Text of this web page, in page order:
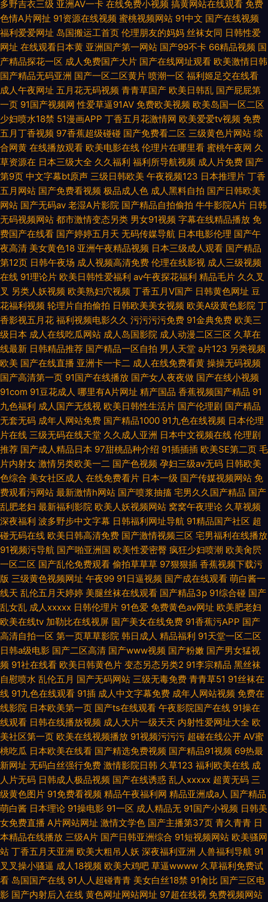
多野吉衣三级 亚洲AV一卡 在线免费小视频 搞黄网站在线观看 免费
色情A片网扯 91资源在线视频 蜜桃视频网站 91中文 国产在线视频
福利爱爱网址 岛国搬运工首页 伦理朋友的妈妈 丝袜女同 日韩性爱
网址 在线观看日本黄 亚洲国产第一网站 国产99不卡 66精品视频 国
产精品探花一区 成人免费国产大片 国产在线网址观看 欧美激情日韩
国产精品无码亚洲 国产一区二区黄片 喷潮一区 福利姬足交在线看
成人午夜网址 五月花无码视频 青青草国产 欧美日韩乱 国产屁屁第
一页 91国产视频网 性爱草逼91AV 免费欧美视频 欧美岛国一区二区
少妇喷水18禁 51漫画APP 丁香五月花激情网 欧美爱爱tv视频 免费
五月丁香视频 97香蕉超级碰碰 国产免费看二区 三级黄色片网站 综
合网黄 在线播放观看 欧美电影在线 伦理片在哪里看 蜜桃午夜网 久
草资源在 日本三级大全 久久福利 福利所导航视频 成人片免费 国产
第9页 中文字幕bt原声 三级日韩欧美 午夜视频123 日本推理片 丁香
五月网站 国产免费看视频 极品成人色 成人黑料自拍 国产日韩欧美
网站 国产无码av 老湿A片影院 国产精品自拍偷拍 牛牛影院A片 日韩
无码视频网站 都市激情变态另类 男女91视频 字幕在线精品播放 免
费国产在线看 国产婷婷五月天 无码传媒导航 日本电影伦理 国产午
夜高清 美女黄色18 亚洲午夜精品视频 日本三级成人观看 国产精品
第12页 日韩午夜场 成人视频高清免费 伦理在线影视 成人三级视频
在线 91理论片 欧美日韩性爱福利 av午夜探花福利 精品毛片 久久叉
叉 另类人妖视频 欧美熟妇穴视频 丁香五月V国产 日韩黄色网址 豆
花福利视频 轮理片自拍偷拍 日韩欧美美女视频 欧美A级黄色影院 丁
香影视五月花 福利视频电影久久 污污污污免费 91金典免费 欧美三
级日本 成人在线吃瓜网站 成人岛国影院 成人动漫二区三区 久草在
线最新 日韩精品推荐 国产精品一区自拍 男人天堂 a片123 另类视频
欧美 国产在线直播 亚洲卡一卡二 成人在线免费看黄 操操无码视频
国产高清第一页 91国产在线播放 国产女人夜夜做 国产在线小视频
91com 91豆花成人 哪里有A片网址 精产国品 香蕉视频国产精品 91
九色福利 成人国产无线视 欧美日韩性生活片 国产伦理剧 国产精品
无套无码 成年人网站免费 国产精品1000 91九色在线视频 日本伦理
片在线 三级无码在线天堂 久久成人亚洲 日本中文视频在线 伦理剧
推荐 国产成人精品日本 97甜桃品种介绍 91插插插 欧美SE第二页 毛
片内射女 激情另类欧美一二 国产色视频 孕妇三级av无码 日韩欧美
色综合 美女社区成人 在线免费看片 日本一级 国产传媒视频网站 免
费观看污网站 最新激情h网站 国产喷浆抽搐 宅男久久国产精品 国产
乱肥老妇 最新福利影院 欧美人妖视频网站 窝窝午夜理论 久草视频
深夜福利 波多野步中文字幕 日韩福利网址导航 91精品国产社区 超
碰无码在线 欧美日韩高清免费 国产激情视频三区 宅男福利在线播放
91视频污导航 国产啪亚洲国 欧美性爱密臀 疯狂少妇喷潮 欧美肏屄
一区二区 国产乱伦免费观看 偷拍草草草 97狠狠插 香蕉视频下载污
版 三级黄色视频网址 午夜99 91日逼视频 国产成在线观看 萌白酱一
线天 乱伦五月天婷婷 美腿丝袜在线观看 国产精品3p 91综合碰 国产
乱女乱 成人xxxxx 日韩伦理片 91色爱 免费黄色av网址 欧美肥老妇
欧美在线tv 加勒比在线视屏 国产美女在线免费 91香蕉污APP 国产
高清自拍一区 第一页草草影院 韩日成人 精品福利 91天堂一区二区
日韩a级电影 国产二区高清 国产www视频 国产粉嫩 国产男女猛视
频 91社在线看 欧美日韩黄色片 变态另态另类2 91李宗精品 黑丝袜
自慰喷水 乱伦五月 国产无码网站 三级无毒免费 青青草51 91丝袜在
线 91九色在线观看 91插 成人中文字幕免费 成年人网站视频 免费在
线影院 日本欧美第一页 国产ts在线观看 午夜影院国产在线 91操在
线观看 日韩在线播放视频 成人大片一级天天 内射性爱网址大全 欧
美社区第一页 欧美在线视频播放 91视频污污污 超碰在线公开 AV蜜
桃吃瓜 日本欧美在线看 国产精选免费视频 国产精品91视频 69热最
新网址 无码白丝强行免费 激情影院日韩 久草123 福利欧美在线 成
人片无码 日韩成人极品视频 国产在线诱惑 乱人xxxxx 超黄无码 三
级黄色图片 91免费看视频 精品午夜福利网 精品亚洲成a人 国产精品
萌白酱 日本理论 91操电影 91一区 成人精品无 91国产小视频 日韩美
女免费直播 A片网站网址 激情文学色 国产主播第37页 青久青青 日
本精品在线播放 三级A片 国产日韩亚洲综合 91短视频网站 欧美骚网
站 丁香五月天亚洲 欧美大粗吊人妖 深夜福利亚洲 人兽福利导航 91
叉叉操小骚逼 成人18视频 欧美大鸡吧 草逼wwww 久草福利免费试
看 岛国国产在线 91人人超碰青青 美女白丝18禁 91肏比 国产三区电
影 国产内射后入在线 黄色网址网站网址 97超在线视 免费视频网站